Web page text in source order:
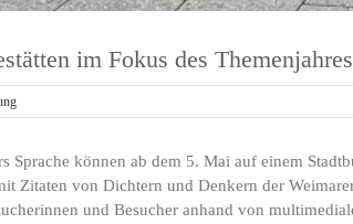
im Fokus des
Sprache können ab dem 5. Mai auf einem
Zitaten von Dichtern und Denkern der
und Besucher anhand von